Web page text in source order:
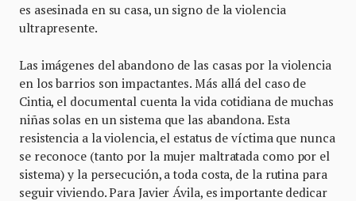
es asesinada en su casa, un signo de la violencia
ultrapresente.
Las imágenes del abandono de las casas por la violencia
en los barrios son impactantes. Más allá del caso de
Cintia, el documental cuenta la vida cotidiana de muchas
niñas solas en un sistema que las abandona. Esta
resistencia a la violencia, el estatus de víctima que nunca
se reconoce (tanto por la mujer maltratada como por el
sistema) y la persecución, a toda costa, de la rutina para
seguir viviendo. Para Javier Ávila, es importante dedicar